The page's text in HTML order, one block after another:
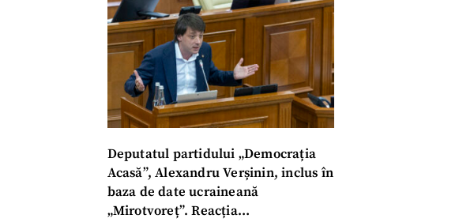
Deputatul partidului „Democrația
Acasă”, Alexandru Verșinin, inclus în
baza de date ucraineană
„Mirotvoreț”. Reacția